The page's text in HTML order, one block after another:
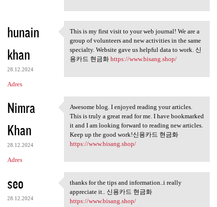
hunain
khan
28.12.2024
Adres
This is my first visit to
This is my first visit to your web journal! We are a
group of volunteers and new activities in the same
specialty. Website gave us helpful data to work. 신
용카드 현금화 https://www.bisang.shop/
Nimra
Khan
28.12.2024
Adres
Awesome blog. I enjoyed
Awesome blog. I enjoyed reading your articles.
This is truly a great read for me. I have bookmarked
it and I am looking forward to reading new articles.
Keep up the good work!신용카드 현금화
https://www.bisang.shop/
seo
28.12.2024
thanks for the tips and
thanks for the tips and information..i really
appreciate it.. 신용카드 현금화
https://www.bisang.shop/